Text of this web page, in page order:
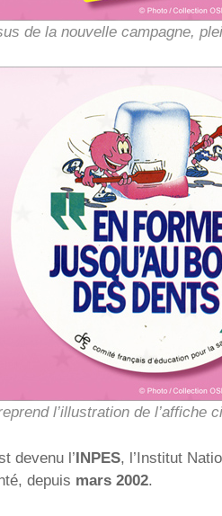
de la nouvelle campagne,
l’illustration de l’affiche
devenu l’INPES, l’Institut
depuis mars 2002.